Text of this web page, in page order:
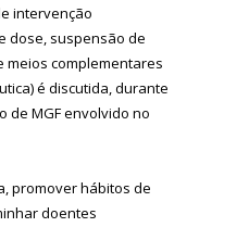
intervenção
dose, suspensão de
meios complementares
é discutida, durante
de MGF envolvido no
promover hábitos de
doentes